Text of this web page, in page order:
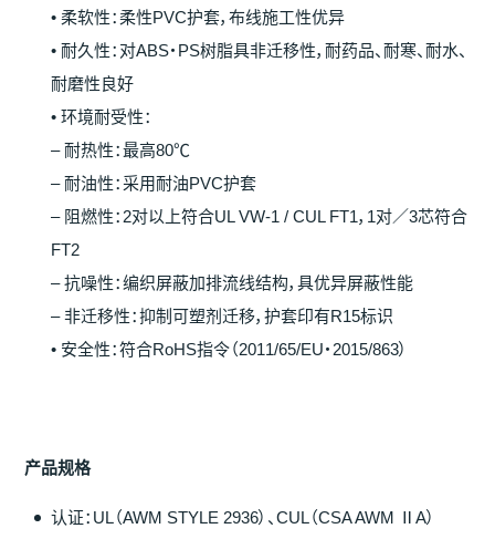
• 柔软性：柔性PVC护套，布线施工性优异
• 耐久性：对ABS・PS树脂具非迁移性，耐药品、耐寒、耐水、
耐磨性良好
• 环境耐受性：
– 耐热性：最高80℃
– 耐油性：采用耐油PVC护套
– 阻燃性：2对以上符合UL VW-1 / CUL FT1，1对／3芯符合
FT2
– 抗噪性：编织屏蔽加排流线结构，具优异屏蔽性能
– 非迁移性：抑制可塑剂迁移，护套印有R15标识
• 安全性：符合RoHS指令（2011/65/EU・2015/863）
产品规格
认证：UL（AWM STYLE 2936）、CUL（CSA AWM ⅡA）